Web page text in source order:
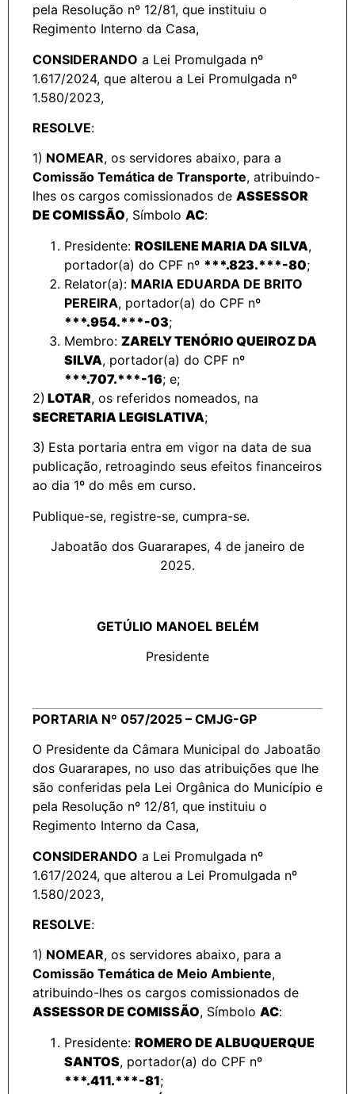
pela Resolução nº 12/81, que instituiu o
Regimento Interno da Casa,
CONSIDERANDO a Lei Promulgada nº
1.617/2024, que alterou a Lei Promulgada nº
1.580/2023,
RESOLVE:
1) NOMEAR, os servidores abaixo, para a
Comissão Temática de Transporte, atribuindo-
lhes os cargos comissionados de ASSESSOR
DE COMISSÃO, Símbolo AC:
Presidente: ROSILENE MARIA DA SILVA,
portador(a) do CPF nº ***.823.***-80;
Relator(a): MARIA EDUARDA DE BRITO
PEREIRA, portador(a) do CPF nº
***.954.***-03;
Membro: ZARELY TENÓRIO QUEIROZ DA
SILVA, portador(a) do CPF nº
***.707.***-16; e;
2) LOTAR, os referidos nomeados, na
SECRETARIA LEGISLATIVA;
3) Esta portaria entra em vigor na data de sua
publicação, retroagindo seus efeitos financeiros
ao dia 1º do mês em curso.
Publique-se, registre-se, cumpra-se.
Jaboatão dos Guararapes, 4 de janeiro de
2025.
GETÚLIO MANOEL BELÉM
Presidente
PORTARIA Nº 057/2025 – CMJG-GP
O Presidente da Câmara Municipal do Jaboatão
dos Guararapes, no uso das atribuições que lhe
são conferidas pela Lei Orgânica do Município e
pela Resolução nº 12/81, que instituiu o
Regimento Interno da Casa,
CONSIDERANDO a Lei Promulgada nº
1.617/2024, que alterou a Lei Promulgada nº
1.580/2023,
RESOLVE:
1) NOMEAR, os servidores abaixo, para a
Comissão Temática de Meio Ambiente,
atribuindo-lhes os cargos comissionados de
ASSESSOR DE COMISSÃO, Símbolo AC:
Presidente: ROMERO DE ALBUQUERQUE
SANTOS, portador(a) do CPF nº
***.411.***-81;